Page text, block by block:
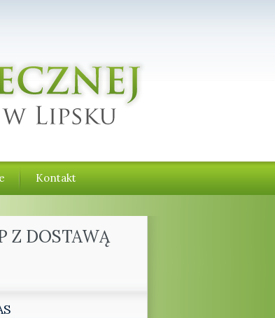
Kontakt
Z DOSTAWĄ